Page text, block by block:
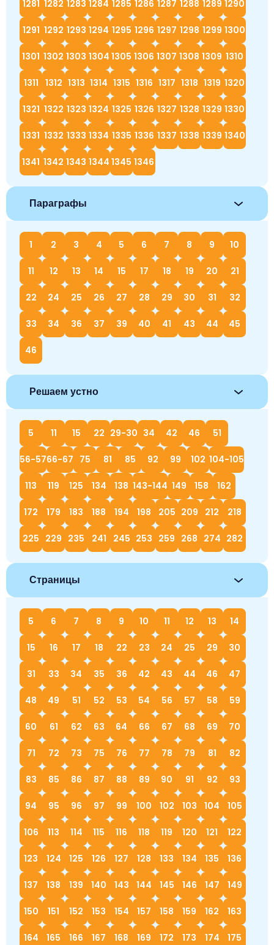
1281 1282 1283 1284 1285 1286 1287 1288 1289 1290
1291 1292 1293 1294 1295 1296 1297 1298 1299 1300
1301 1302 1303 1304 1305 1306 1307 1308 1309 1310
1311 1312 1313 1314 1315 1316 1317 1318 1319 1320
1321 1322 1323 1324 1325 1326 1327 1328 1329 1330
1331 1332 1333 1334 1335 1336 1337 1338 1339 1340
1341 1342 1343 1344 1345 1346
Параграфы
1 2 3 4 5 6 7 8 9 10
11 12 13 14 15 17 18 19 20 21
22 24 25 26 27 28 29 30 31 32
33 34 36 37 39 40 41 43 44 45
46
Решаем устно
5 11 15 22 29-30 34 42 46 51
56-5766-67 75 81 85 92 99 102 104-105
113 119 125 134 138 143-144 149 158 162
172 179 183 188 194 198 205 209 212 218
225 229 235 241 245 253 259 268 274 282
Страницы
5 6 7 8 9 10 11 12 13 14
15 16 17 18 22 23 24 25 29 30
31 33 34 35 36 42 43 44 46 47
48 49 51 52 53 54 56 57 58 59
60 61 62 63 64 66 67 68 69 70
71 72 73 75 76 77 78 79 81 82
83 85 86 87 88 89 90 91 92 93
94 95 96 97 99 100 102 103 104 105
106 113 114 115 116 118 119 120 121 122
123 124 125 126 127 128 133 134 135 136
137 138 139 140 143 144 145 146 147 149
150 151 152 153 154 157 158 159 162 163
164 165 166 167 168 169 172 173 174 175